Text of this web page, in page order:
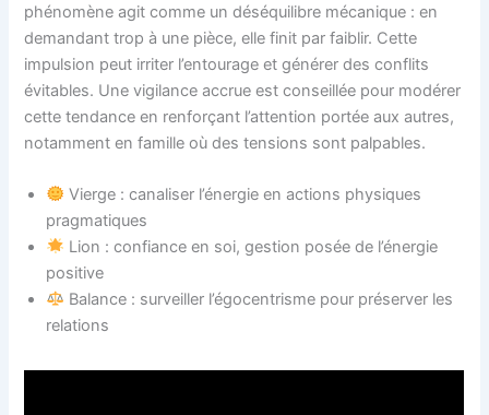
phénomène agit comme un déséquilibre mécanique : en
demandant trop à une pièce, elle finit par faiblir. Cette
impulsion peut irriter l’entourage et générer des conflits
évitables. Une vigilance accrue est conseillée pour modérer
cette tendance en renforçant l’attention portée aux autres,
notamment en famille où des tensions sont palpables.
Vierge : canaliser l’énergie en actions physiques
pragmatiques
Lion : confiance en soi, gestion posée de l’énergie
positive
Balance : surveiller l’égocentrisme pour préserver les
relations